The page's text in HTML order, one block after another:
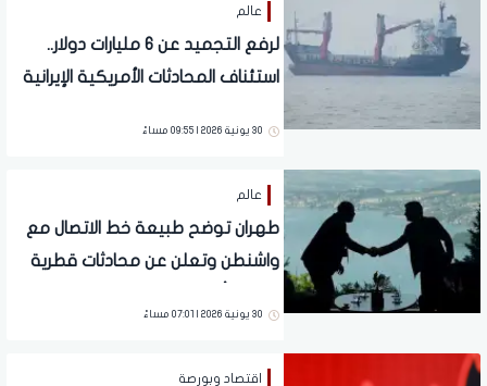
عالم
لرفع التجميد عن 6 مليارات دولار..
استئناف المحادثات الأمريكية الإيرانية
30 يونية 2026 | 09:55 مساءً
عالم
طهران توضح طبيعة خط الاتصال مع
واشنطن وتعلن عن محادثات قطرية
30 يونية 2026 | 07:01 مساءً
اقتصاد وبورصة